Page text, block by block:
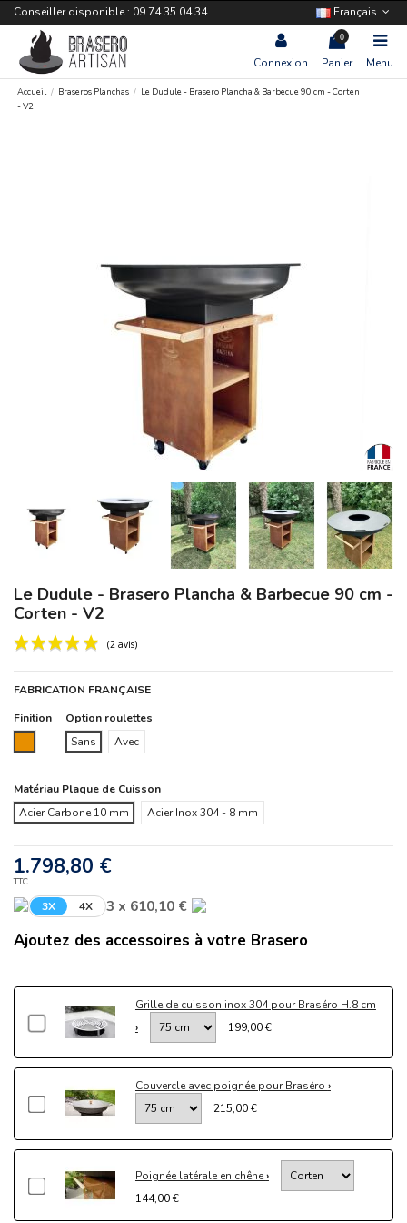
Conseiller disponible : 09 74 35 04 34 Français
Connexion
0
Panier Menu
Accueil Braseros Planchas
Le Dudule - Brasero Plancha & Barbecue 90 cm - Corten
- V2
Le Dudule - Brasero Plancha & Barbecue 90 cm -
Corten - V2
(2 avis)
FABRICATION FRANÇAISE
Finition
Option roulettes
Sans
Avec
Matériau Plaque de Cuisson
Acier Carbone 10 mm
Acier Inox 304 - 8 mm
1.798,80 €
TTC
3X 4X 3 x 610,10 €
Ajoutez des accessoires à votre Brasero
Grille de cuisson inox 304 pour Braséro H.8 cm
199,00 €
Couvercle avec poignée pour Braséro
215,00 €
Poignée latérale en chêne
144,00 €